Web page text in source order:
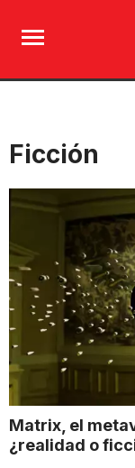
Ficción
Matrix, el
¿realidad o